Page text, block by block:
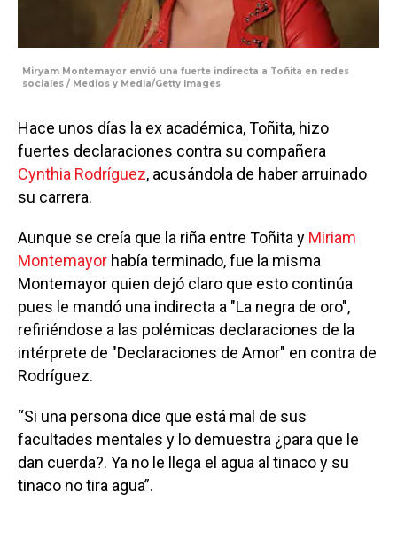
Miryam Montemayor envió una fuerte indirecta a Toñita en redes
sociales / Medios y Media/Getty Images
Hace unos días la ex académica, Toñita, hizo
fuertes declaraciones contra su compañera
Cynthia Rodríguez, acusándola de haber arruinado
su carrera.
Aunque se creía que la riña entre Toñita y Miriam
Montemayor había terminado, fue la misma
Montemayor quien dejó claro que esto continúa
pues le mandó una indirecta a "La negra de oro",
refiriéndose a las polémicas declaraciones de la
intérprete de "Declaraciones de Amor" en contra de
Rodríguez.
“Si una persona dice que está mal de sus
facultades mentales y lo demuestra ¿para que le
dan cuerda?. Ya no le llega el agua al tinaco y su
tinaco no tira agua”.